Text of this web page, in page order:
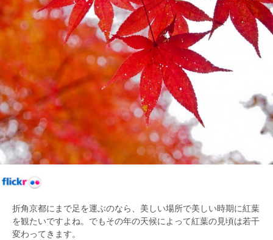
折角京都にまで足を運ぶのなら、美しい場所で美しい時期に紅葉
を観たいですよね。でもその年の天候によって紅葉の見頃は若干
変わってきます。